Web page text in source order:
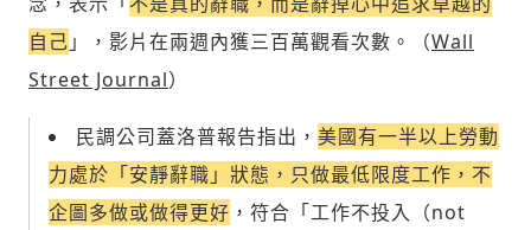
自己 」，影片在兩週內獲三百萬觀看次數。（Wall
Street Journal）
民調公司蓋洛普報告指出， 美國有一半以上勞動
力處於「安靜辭職」狀態，只做最低限度工作，不
企圖多做或做得更好 ，符合「工作不投入（not